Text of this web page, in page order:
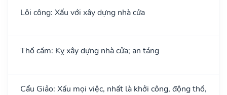
Lôi công: Xấu với xây dựng nhà cửa
Thổ cẩm: Kỵ xây dựng nhà cửa; an táng
Cẩu Giảo: Xấu mọi việc, nhất là khởi công, động thổ,